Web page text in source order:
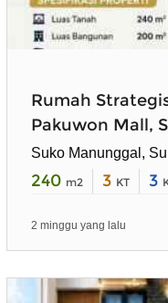
Rumah
Pakuwon Mall,
Suko Manunggal,
240 m2 3 KT 3
2 minggu yang lalu